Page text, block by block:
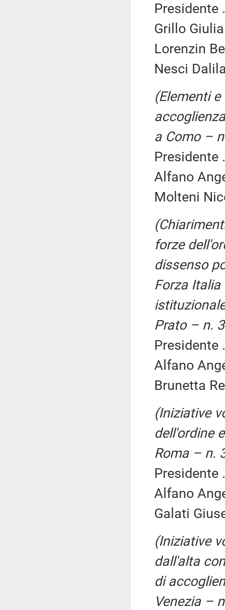
Presidente
Grillo
Lorenzin
Nesci
(Elementi
a Como –
Presidente
Alfano
Molteni
forze
dissenso
Forza
Prato – n.
Presidente
Alfano
Brunetta
(Iniziative
dell'ordine
Roma – n.
Presidente
Alfano
Galati
(Iniziative
dall'alta
di
Venezia –